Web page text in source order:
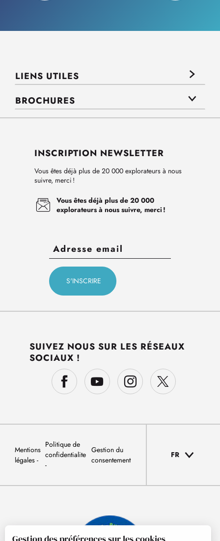
LIENS UTILES
BROCHURES
INSCRIPTION NEWSLETTER
Vous êtes déjà plus de 20 000 explorateurs à nous
suivre, merci !
Vous êtes déjà plus de 20 000
explorateurs à nous suivre, merci !
SUIVEZ NOUS SUR LES RÉSEAUX
SOCIAUX !
Mentions
légales
Politique de
confidentialite
Gestion du
consentement
FR